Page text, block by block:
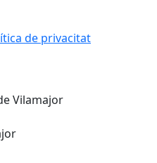
de privacitat
Vilamajor